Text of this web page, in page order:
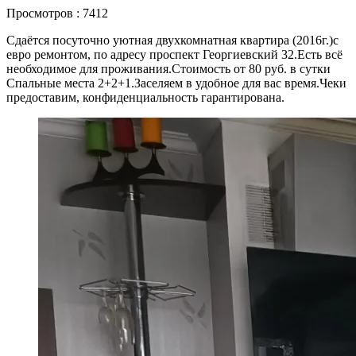
Просмотров : 7412
Сдаётся посуточно уютная двухкомнатная квартира (2016г.)с
евро ремонтом, по адресу проспект Георгиевский 32.Есть всё
необходимое для проживания.Стоимость от 80 руб. в сутки
Спальные места 2+2+1.Заселяем в удобное для вас время.Чеки
предоставим, конфиденциальность гарантирована.